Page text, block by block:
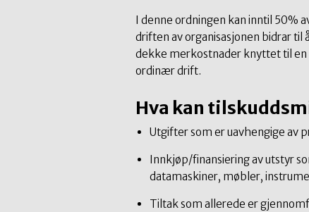
I denne ordningen kan inntil 50%
driften av organisasjonen bidrar til
dekke merkostnader knyttet til en
ordinær drift.
Hva kan
Utgifter som er uavhengige av
Innkjøp/finansiering av utstyr
datamaskiner, møbler,
Tiltak som allerede er